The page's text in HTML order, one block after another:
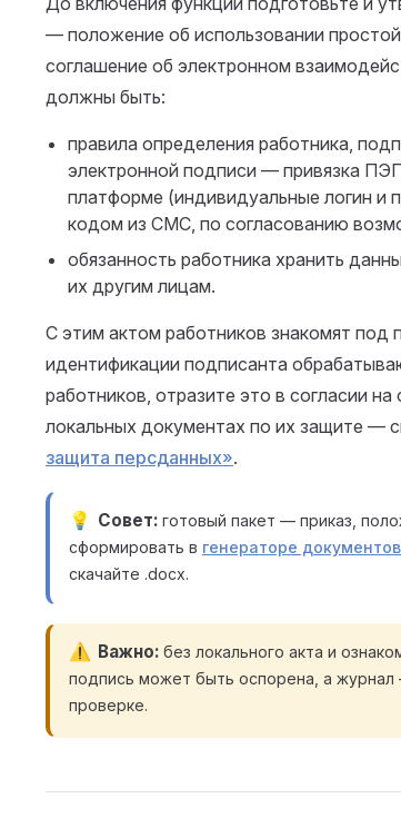
— положение об использовании
соглашение об электронном
должны быть:
правила определения работника,
электронной подписи — привязка
платформе (индивидуальные логин
кодом из СМС, по согласованию
обязанность работника хранить
их другим лицам.
С этим актом работников знакомят под
идентификации подписанта
работников, отразите это в согласии
локальных документах по их защите —
защита персданных».
Совет готовый пакет — приказ,
сформировать в генераторе
скачайте .docx.
Важно без локального акта и
подпись может быть оспорена, а
проверке.